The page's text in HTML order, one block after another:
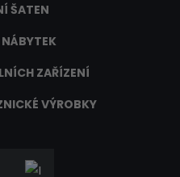
ŠATEN
ZAŘÍZENÍ
VÝROBKY